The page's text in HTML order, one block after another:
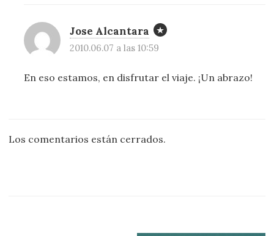
Jose Alcantara
2010.06.07 a las 10:59
En eso estamos, en disfrutar el viaje. ¡Un abrazo!
Los comentarios están cerrados.